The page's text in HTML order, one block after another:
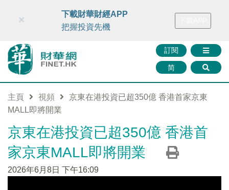
財華智庫網 FINTV FINMETA 財華證券 媒體矩陣
訂閱
简
×
下載財華財經APP
把握投資先機
主頁 視頻
京東在港投資已超350億 香港首家京東
MALL即將開業
京東在港投資已超350億 香港首
家京東MALL即將開業
2026年6月8日 下午16:09